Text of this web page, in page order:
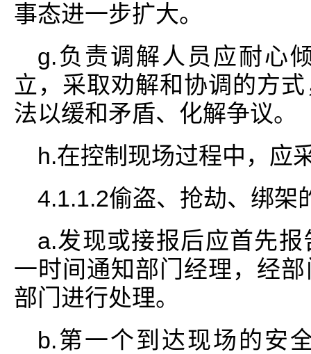
事态进一步扩大。
g.负责调解人员应耐心
立，采取劝解和协调的方
法以缓和矛盾、化解争议。
h.在控制现场过程中，应
4.1.1.2偷盗、抢劫、绑架
a.发现或接报后应首先
一时间通知部门经理，经
部门进行处理。
b.第一个到达现场的安